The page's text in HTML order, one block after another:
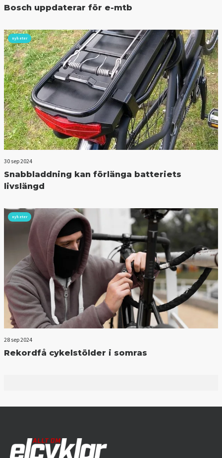
Bosch uppdaterar för e-mtb
nyheter
30 sep 2024
Snabbladdning kan förlänga batteriets
livslängd
nyheter
28 sep 2024
Rekordfå cykelstölder i somras